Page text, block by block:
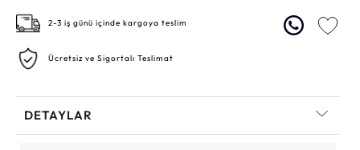
2-3 iş günü içinde kargoya teslim
Ücretsiz ve Sigortalı Teslimat
DETAYLAR